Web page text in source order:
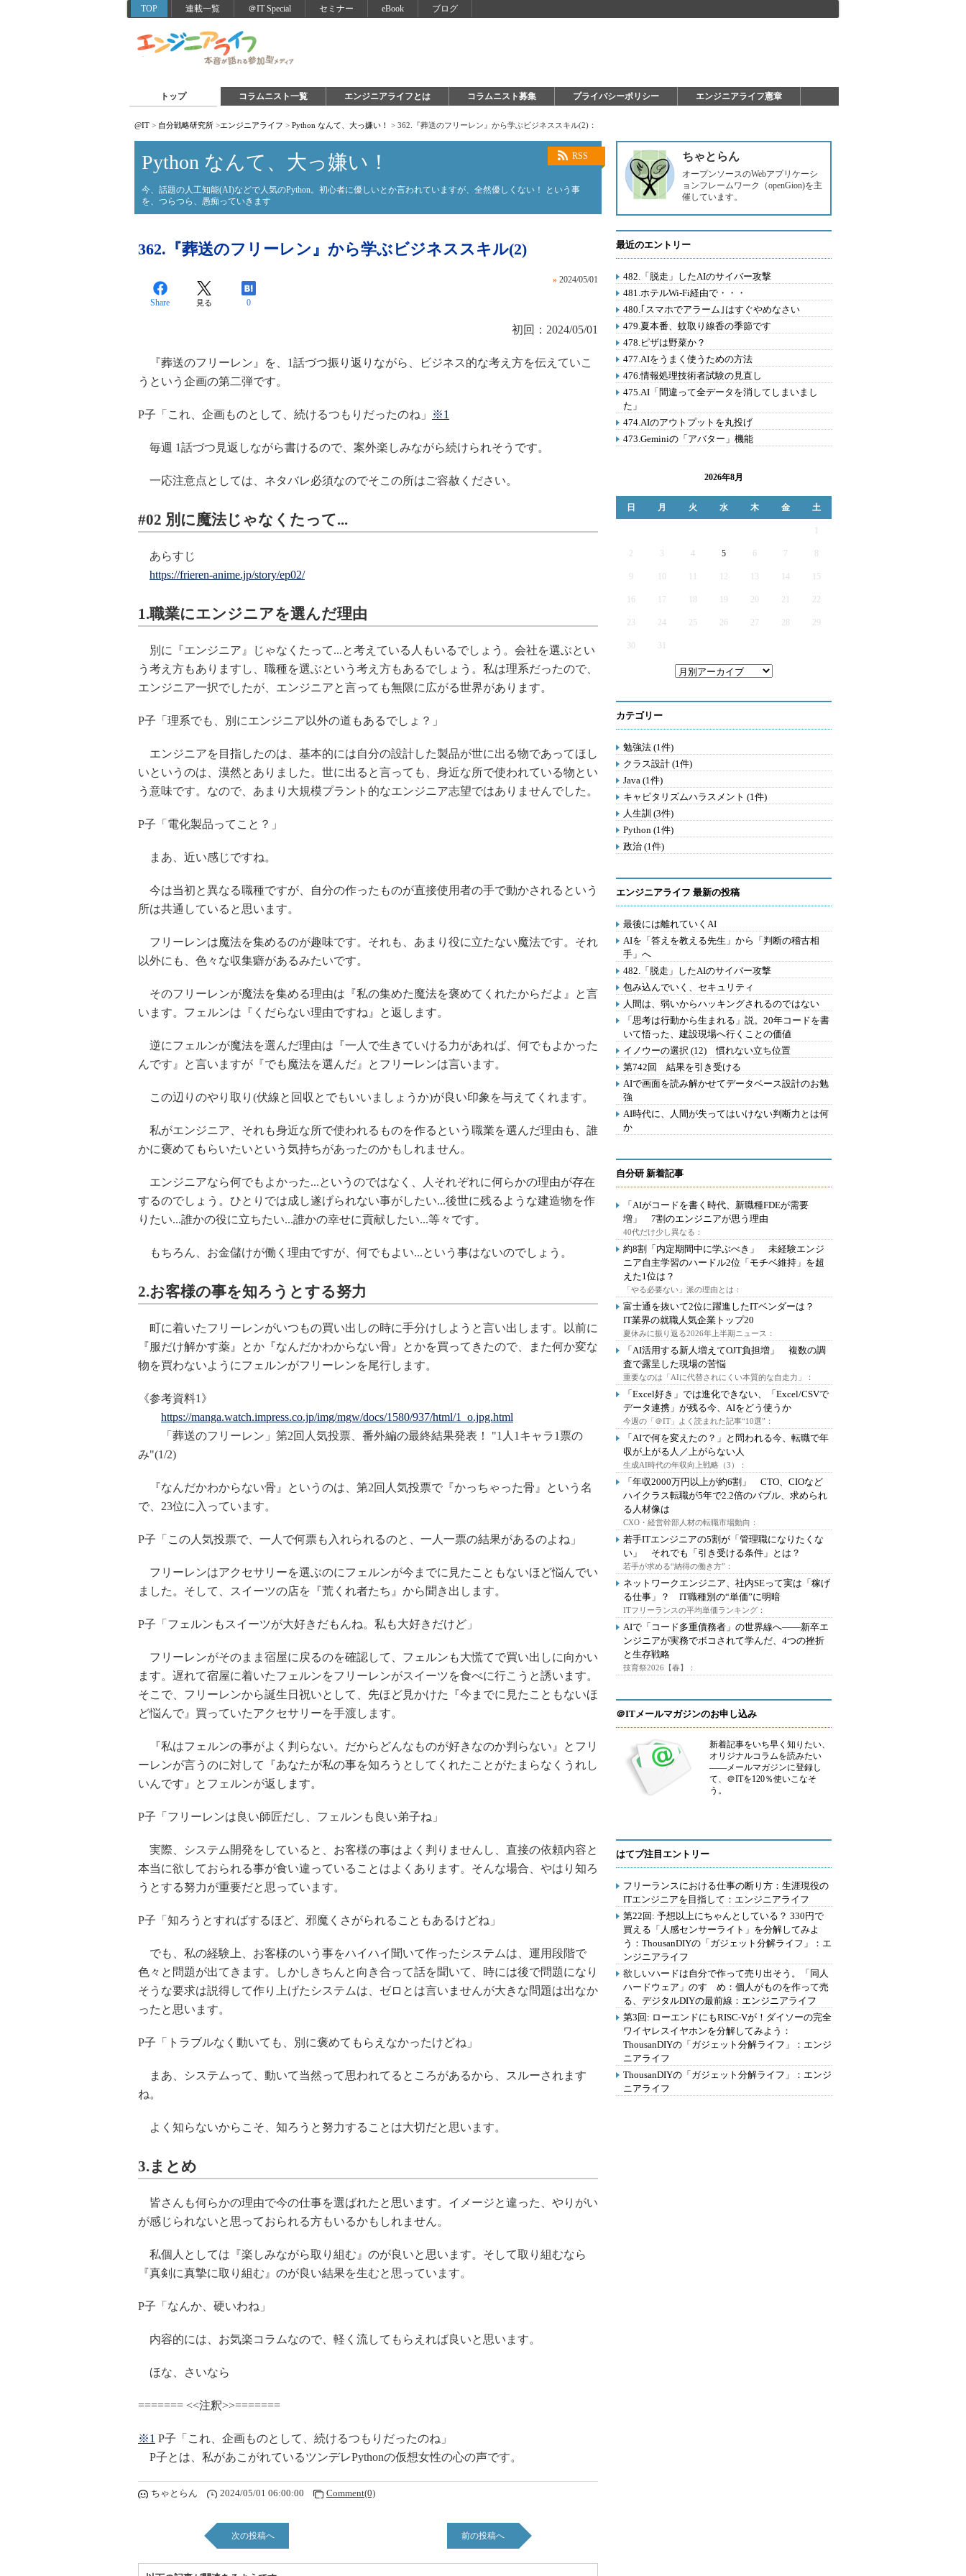
TOP 連載一覧 ＠IT Special セミナー eBook ブログ
トップ コラムニスト一覧 エンジニアライフとは コラムニスト募集 プライバシーポリシー エンジニアライフ憲章
@IT > 自分戦略研究所 >エンジニアライフ > Python なんて、大っ嫌い！ > 362.『葬送のフリーレン』から学ぶビジネススキル(2)：
RSS
Python なんて、大っ嫌い！
今、話題の人工知能(AI)などで人気のPython。初心者に優しいとか言われていますが、全然優しくない！ という事
を、つらつら、愚痴っていきます
362.『葬送のフリーレン』から学ぶビジネススキル(2)
» 2024/05/01
Share 見る 0
初回：2024/05/01
『葬送のフリーレン』を、1話づつ振り返りながら、ビジネス的な考え方を伝えていこ
うという企画の第二弾です。
P子「これ、企画ものとして、続けるつもりだったのね」 ※1
毎週 1話づつ見返しながら書けるので、案外楽しみながら続けられそうです。
一応注意点としては、ネタバレ必須なのでそこの所はご容赦ください。
#02 別に魔法じゃなくたって...
あらすじ
https://frieren-anime.jp/story/ep02/
1.職業にエンジニアを選んだ理由
別に『エンジニア』じゃなくたって...と考えている人もいるでしょう。会社を選ぶとい
う考え方もありますし、職種を選ぶという考え方もあるでしょう。私は理系だったので、
エンジニア一択でしたが、エンジニアと言っても無限に広がる世界があります。
P子「理系でも、別にエンジニア以外の道もあるでしょ？」
エンジニアを目指したのは、基本的には自分の設計した製品が世に出る物であってほし
いというのは、漠然とありました。世に出ると言っても、身近な所で使われている物とい
う意味です。なので、あまり大規模プラント的なエンジニア志望ではありませんでした。
P子「電化製品ってこと？」
まあ、近い感じですね。
今は当初と異なる職種ですが、自分の作ったものが直接使用者の手で動かされるという
所は共通していると思います。
フリーレンは魔法を集めるのが趣味です。それも、あまり役に立たない魔法です。それ
以外にも、色々な収集癖があるみたいです。
そのフリーレンが魔法を集める理由は『私の集めた魔法を褒めてくれたからだよ』と言
います。フェルンは『くだらない理由ですね』と返します。
逆にフェルンが魔法を選んだ理由は『一人で生きていける力があれば、何でもよかった
んです』と言いますが『でも魔法を選んだ』とフリーレンは言います。
この辺りのやり取り(伏線と回収とでもいいましょうか)が良い印象を与えてくれます。
私がエンジニア、それも身近な所で使われるものを作るという職業を選んだ理由も、誰
かに褒めてもらいたいという気持ちがあったのかもしれません。
エンジニアなら何でもよかった...というのではなく、人それぞれに何らかの理由が存在
するのでしょう。ひとりでは成し遂げられない事がしたい...後世に残るような建造物を作
りたい...誰かの役に立ちたい...誰かの幸せに貢献したい...等々です。
もちろん、お金儲けが働く理由ですが、何でもよい...という事はないのでしょう。
2.お客様の事を知ろうとする努力
町に着いたフリーレンがいつもの買い出しの時に手分けしようと言い出します。以前に
『服だけ解かす薬』とか『なんだかわからない骨』とかを買ってきたので、また何か変な
物を買わないようにフェルンがフリーレンを尾行します。
《参考資料1》
https://manga.watch.impress.co.jp/img/mgw/docs/1580/937/html/1_o.jpg.html
「葬送のフリーレン」第2回人気投票、番外編の最終結果発表！ "1人1キャラ1票の
み"(1/2)
『なんだかわからない骨』というのは、第2回人気投票で『かっちゃった骨』という名
で、23位に入っています。
P子「この人気投票で、一人で何票も入れられるのと、一人一票の結果があるのよね」
フリーレンはアクセサリーを選ぶのにフェルンが今までに見たこともないほど悩んでい
ました。そして、スイーツの店を『荒くれ者たち』から聞き出します。
P子「フェルンもスイーツが大好きだもんね。私も大好きだけど」
フリーレンがそのまま宿屋に戻るのを確認して、フェルンも大慌てで買い出しに向かい
ます。遅れて宿屋に着いたフェルンをフリーレンがスイーツを食べに行こうと誘います。
そこで、フリーレンから誕生日祝いとして、先ほど見かけた『今までに見たこともないほ
ど悩んで』買っていたアクセサリーを手渡します。
『私はフェルンの事がよく判らない。だからどんなものが好きなのか判らない』とフリ
ーレンが言うのに対して『あなたが私の事を知ろうとしてくれたことがたまらなくうれし
いんです』とフェルンが返します。
P子「フリーレンは良い師匠だし、フェルンも良い弟子ね」
実際、システム開発をしていると、お客様の事はよく判りませんし、直接の依頼内容と
本当に欲しておられる事が食い違っていることはよくあります。そんな場合、やはり知ろ
うとする努力が重要だと思っています。
P子「知ろうとすればするほど、邪魔くさがられることもあるけどね」
でも、私の経験上、お客様のいう事をハイハイ聞いて作ったシステムは、運用段階で
色々と問題が出てきます。しかしきちんと向き合って話を聞いて、時には後で問題になり
そうな要求は説得して作り上げたシステムは、ゼロとは言いませんが大きな問題は出なか
ったと思います。
P子「トラブルなく動いても、別に褒めてもらえなかったけどね」
まあ、システムって、動いて当然って思われてるところがあるから、スルーされます
ね。
よく知らないからこそ、知ろうと努力することは大切だと思います。
3.まとめ
皆さんも何らかの理由で今の仕事を選ばれたと思います。イメージと違った、やりがい
が感じられないと思っておられる方もいるかもしれません。
私個人としては『楽しみながら取り組む』のが良いと思います。そして取り組むなら
『真剣に真摯に取り組む』のが良い結果を生むと思っています。
P子「なんか、硬いわね」
内容的には、お気楽コラムなので、軽く流してもらえれば良いと思います。
ほな、さいなら
======= <<注釈>>=======
※1 P子「これ、企画ものとして、続けるつもりだったのね」
P子とは、私があこがれているツンデレPythonの仮想女性の心の声です。
ちゃとらん 2024/05/01 06:00:00 Comment(0)
次の投稿へ 前の投稿へ
ちゃとらん
オープンソースのWebアプリケーシ
ョンフレームワーク（openGion)を主
催しています。
最近のエントリー
482.「脱走」したAIのサイバー攻撃
481.ホテルWi-Fi経由で・・・
480.｢スマホでアラーム｣はすぐやめなさい
479.夏本番、蚊取り線香の季節です
478.ピザは野菜か？
477.AIをうまく使うための方法
476.情報処理技術者試験の見直し
475.AI「間違って全データを消してしまいまし
た」
474.AIのアウトプットを丸投げ
473.Geminiの「アバター」機能
2026年8月
日 月 火 水 木 金 土
2 3 4 5 6 7
9 12 13 14 15
16 17 19 20 21 22
23 24 25 26 27 28 29
30 31
カテゴリー
勉強法 (1件)
クラス設計 (1件)
Java (1件)
キャピタリズムハラスメント (1件)
人生訓 (3件)
Python (1件)
政治 (1件)
エンジニアライフ 最新の投稿
最後には離れていくAI
AIを「答えを教える先生」から「判断の稽古相
手」へ
482.「脱走」したAIのサイバー攻撃
包み込んでいく、セキュリティ
人間は、弱いからハッキングされるのではない
「思考は行動から生まれる」説。20年コードを書
いて悟った、建設現場へ行くことの価値
イノウーの選択 (12) 慣れない立ち位置
第742回 結果を引き受ける
AIで画面を読み解かせてデータベース設計のお勉
強
AI時代に、人間が失ってはいけない判断力とは何
か
自分研 新着記事
「AIがコードを書く時代、新職種FDEが需要
増」 7割のエンジニアが思う理由
40代だけ少し異なる：
約8割「内定期間中に学ぶべき」 未経験エンジ
ニア自主学習のハードル2位「モチベ維持」を超
えた1位は？
「やる必要ない」派の理由とは：
富士通を抜いて2位に躍進したITベンダーは？
IT業界の就職人気企業トップ20
夏休みに振り返る2026年上半期ニュース：
「AI活用する新人増えてOJT負担増」 複数の調
査で露呈した現場の苦悩
重要なのは「AIに代替されにくい本質的な自走力」：
「Excel好き」では進化できない、「Excel/CSVで
データ連携」が残る今、AIをどう使うか
今週の「＠IT」よく読まれた記事“10選”：
「AIで何を変えたの？」と問われる今、転職で年
収が上がる人／上がらない人
生成AI時代の年収向上戦略（3）：
「年収2000万円以上が約6割」 CTO、CIOなど
ハイクラス転職が5年で2.2倍のバブル、求められ
る人材像は
CXO・経営幹部人材の転職市場動向：
若手ITエンジニアの5割が「管理職になりたくな
い」 それでも「引き受ける条件」とは？
若手が求める“納得の働き方”：
ネットワークエンジニア、社内SEって実は「稼げ
る仕事」？ IT職種別の“単価”に明暗
ITフリーランスの平均単価ランキング：
AIで「コード多重債務者」の世界線へ――新卒エ
ンジニアが実務でボコされて学んだ、4つの挫折
と生存戦略
技育祭2026【春】：
＠ITメールマガジンのお申し込み
新着記事をいち早く知りたい、
オリジナルコラムを読みたい
――メールマガジンに登録し
て、＠ITを120％使いこなそ
う。
はてブ注目エントリー
フリーランスにおける仕事の断り方：生涯現役の
ITエンジニアを目指して：エンジニアライフ
第22回: 予想以上にちゃんとしている？ 330円で
買える「人感センサーライト」を分解してみよ
う：ThousanDIYの「ガジェット分解ライフ」：エ
ンジニアライフ
欲しいハードは自分で作って売り出そう。「同人
ハードウェア」のすゝめ：個人がものを作って売
る、デジタルDIYの最前線：エンジニアライフ
第3回: ローエンドにもRISC-Vが！ダイソーの完全
ワイヤレスイヤホンを分解してみよう：
ThousanDIYの「ガジェット分解ライフ」：エンジ
ニアライフ
ThousanDIYの「ガジェット分解ライフ」：エンジ
ニアライフ